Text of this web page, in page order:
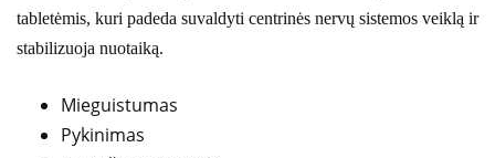
tabletėmis, kuri padeda suvaldyti centrinės nervų sistemos veiklą ir
stabilizuoja nuotaiką.
Mieguistumas
Pykinimas